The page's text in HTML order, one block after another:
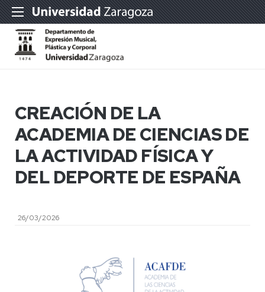
CREACIÓN DE LA
ACADEMIA DE CIENCIAS DE
LA ACTIVIDAD FÍSICA Y
DEL DEPORTE DE ESPAÑA
26/03/2026